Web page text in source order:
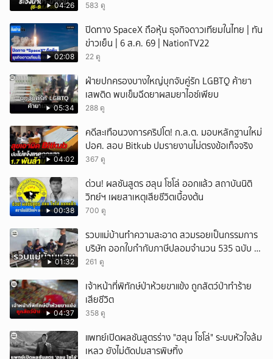
04:26 583 ดู
02:08
ปิดทาง SpaceX ถือหุ้น ธุจกิจดาวเทียมในไทย | ทัน
ข่าวเย็น | 6 ส.ค. 69 | NationTV22
22 ดู
05:34
ฝ่ายปกครองบางใหญ่บุกจับคู่รัก LGBTQ ค้ายา
เสพติด พบเข็มฉีดยาผสมยาไอซ์เพียบ
288 ดู
04:02
คดีสะเทือนวงการคริปโต! ก.ล.ต. มอบหลักฐานใหม่
ปอศ. สอบ Bitkub ปมรายงานไม่ตรงข้อเท็จจริง
367 ดู
00:38
ด่วน! ผลชันสูตร ฮลุน โซโล่ ออกแล้ว สถาบันนิติ
วิทย์ฯ เผยสาเหตุเสียชีวิตเบื้องต้น
700 ดู
01:32
รวบแม่บ้านทำความสะอาด สวมรอยเป็นกรรมการ
บริษัท ออกใบกำกับภาษีปลอมจำนวน 535 ฉบับ รัฐ
เสียหายกว่า 129 ล้านบาท
261 ดู
04:37
เจ้าหน้าที่พิทักษ์ป่าห้วยขาแข้ง ถูกสัตว์ป่าทำร้าย
เสียชีวิต
358 ดู
แพทย์เปิดผลชันสูตรร่าง "ฮลุน โซโล่" ระบบหัวใจล้ม
เหลว ยังไม่ตัดปมสารพิษทิ้ง